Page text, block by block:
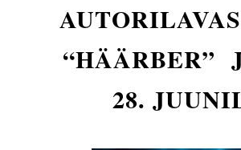
“HÄÄRBER”
28.